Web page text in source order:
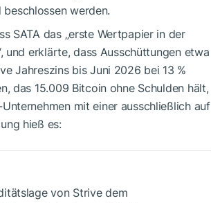
werden.
SATA das „erste Wertpapier in der
und erklärte, dass Ausschüttungen etwa
Jahreszins bis Juni 2026 bei 13 %
das 15.009 Bitcoin ohne Schulden hält,
mit einer ausschließlich auf
hieß es:
von Strive dem